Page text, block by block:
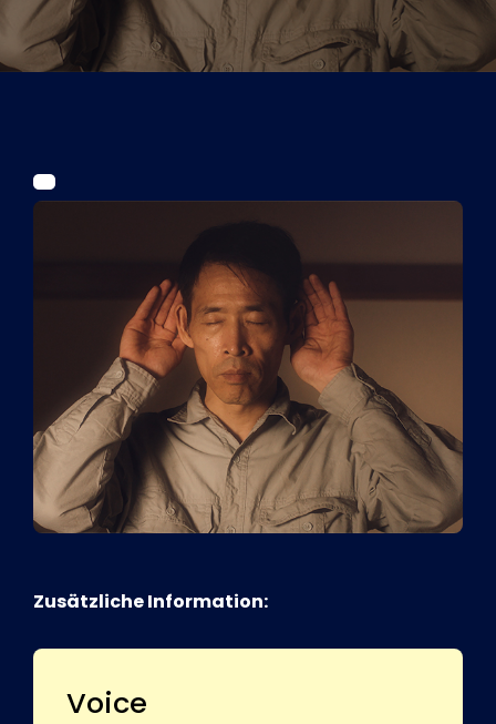
Tickets
Kurier Romy 2026
Zusätzliche Information:
Voice